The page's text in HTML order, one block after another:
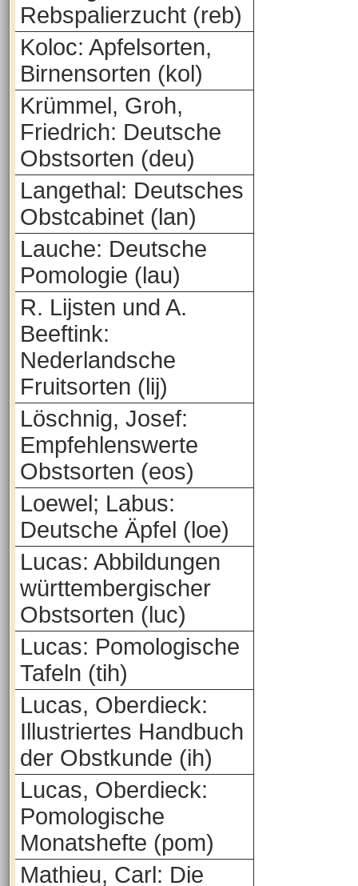
Rebspalierzucht (reb)
Koloc: Apfelsorten,
Birnensorten (kol)
Krümmel, Groh,
Friedrich: Deutsche
Obstsorten (deu)
Langethal: Deutsches
Obstcabinet (lan)
Lauche: Deutsche
Pomologie (lau)
R. Lijsten und A.
Beeftink:
Nederlandsche
Fruitsorten (lij)
Löschnig, Josef:
Empfehlenswerte
Obstsorten (eos)
Loewel; Labus:
Deutsche Äpfel (loe)
Lucas: Abbildungen
württembergischer
Obstsorten (luc)
Lucas: Pomologische
Tafeln (tih)
Lucas, Oberdieck:
Illustriertes Handbuch
der Obstkunde (ih)
Lucas, Oberdieck:
Pomologische
Monatshefte (pom)
Mathieu, Carl: Die